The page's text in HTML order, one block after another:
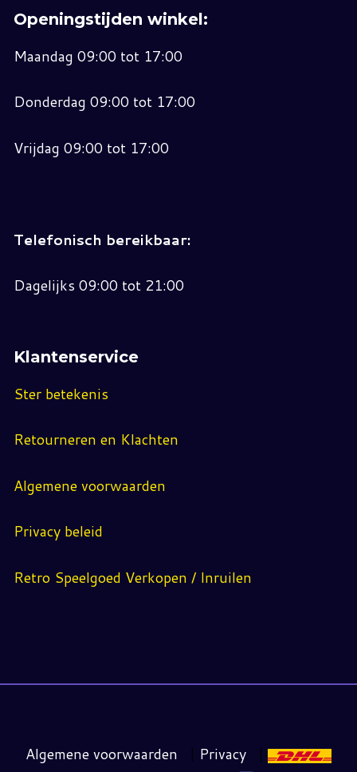
Openingstijden winkel:
Maandag 09:00 tot 17:00
Donderdag 09:00 tot 17:00
Vrijdag 09:00 tot 17:00
Telefonisch bereikbaar:
Dagelijks 09:00 tot 21:00
Klantenservice
Ster betekenis
Retourneren en Klachten
Algemene voorwaarden
Privacy beleid
Retro Speelgoed Verkopen / Inruilen
Algemene voorwaarden | Privacy |